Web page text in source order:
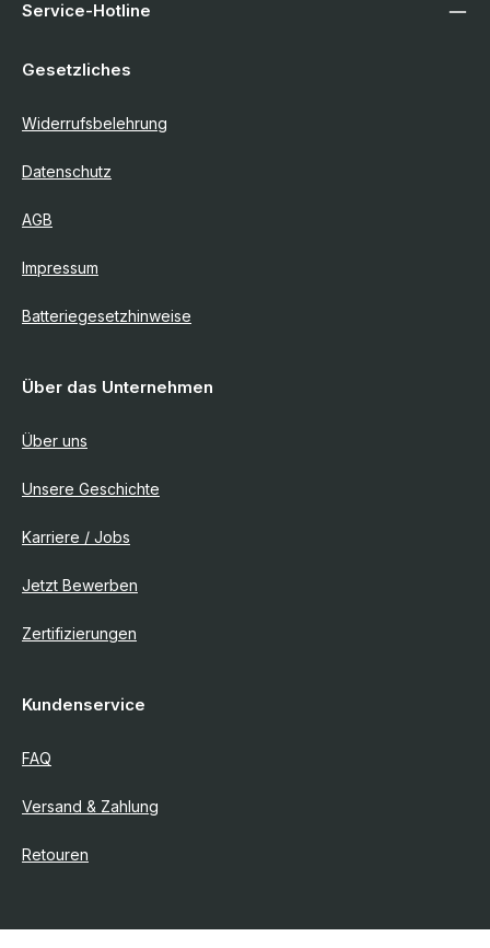
Service-Hotline
Gesetzliches
Widerrufsbelehrung
Datenschutz
AGB
Impressum
Batteriegesetzhinweise
Über das Unternehmen
Über uns
Unsere Geschichte
Karriere / Jobs
Jetzt Bewerben
Zertifizierungen
Kundenservice
FAQ
Versand & Zahlung
Retouren